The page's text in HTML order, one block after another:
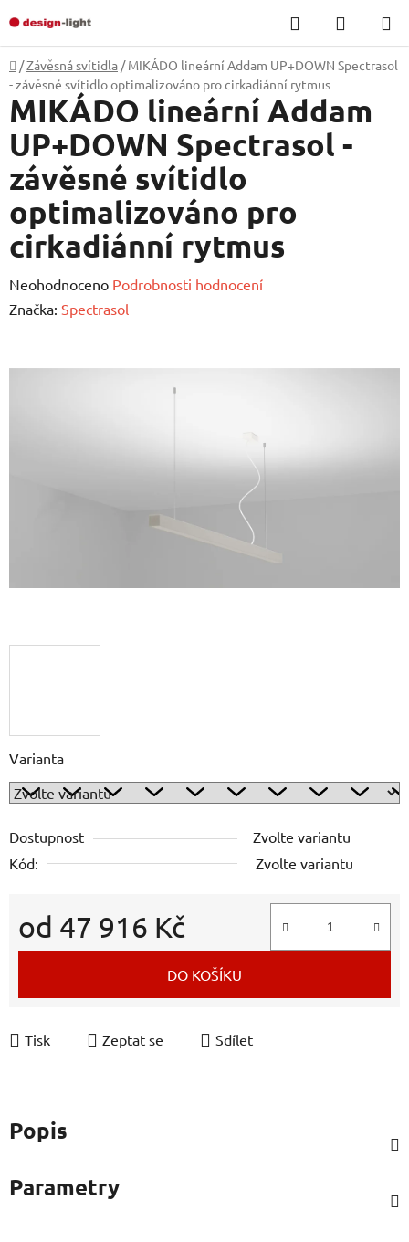
na
obsah
Hledat
KOŠÍK
Domů
/Závěsná svítidla / MIKÁDO lineární Addam UP+DOWN Spectrasol
- závěsné svítidlo optimalizováno pro cirkadiánní rytmus
Varianta
Dostupnost
Zvolte variantu
Kód:
Zvolte variantu
od 47 916 Kč
Měrná cena:
DO KOŠÍKU
Tisk Zeptat se Sdílet
MIKÁDO lineární Addam
UP+DOWN Spectrasol -
závěsné svítidlo
optimalizováno pro
cirkadiánní rytmus
Průměrné
hodnocení
Neohodnoceno Podrobnosti hodnocení
Značka: Spectrasol
Popis
Parametry